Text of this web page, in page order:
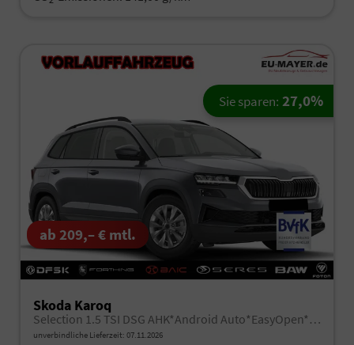
ab 209,– € mtl.
Skoda Karoq
Selection 1.5 TSI DSG AHK*Android Auto*EasyOpen*ACC*SHZ*Kamera*Keyless*PDC v/h*Klimaauto*SUNSET*LED
unverbindliche Lieferzeit: 07.11.2026
Sie sparen: 27,0%